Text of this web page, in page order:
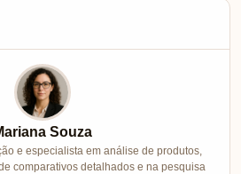
Souza
e especialista em análise de produtos,
comparativos detalhados e na pesquisa